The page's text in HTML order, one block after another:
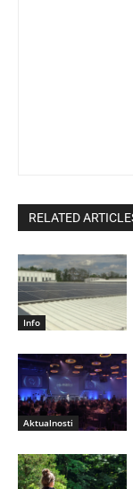
RELATED
Info
Aktualnosti